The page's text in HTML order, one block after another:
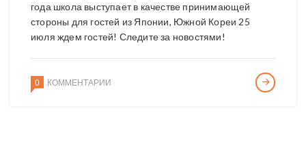
года школа выступает в качестве принимающей
стороны для гостей из Японии, Южной Кореи 25
июля ждем гостей! Следите за новостями!
0 КОММЕНТАРИИ